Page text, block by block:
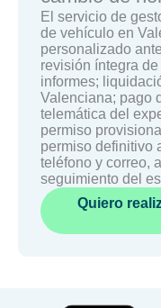
El servicio de
de vehículo en
personalizado
revisión íntegra
informes;
Valenciana; pago
telemática del
permiso
permiso definitivo
teléfono y correo,
seguimiento del
Quiero